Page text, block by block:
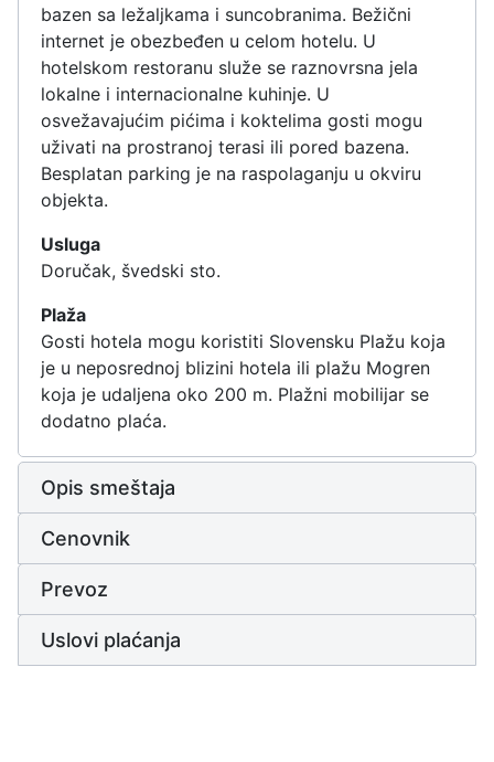
bazen sa ležaljkama i suncobranima. Bežični
internet je obezbeđen u celom hotelu. U
hotelskom restoranu služe se raznovrsna jela
lokalne i internacionalne kuhinje. U
osvežavajućim pićima i koktelima gosti mogu
uživati na prostranoj terasi ili pored bazena.
Besplatan parking je na raspolaganju u okviru
objekta.
Usluga
Doručak, švedski sto.
Plaža
Gosti hotela mogu koristiti Slovensku Plažu koja
je u neposrednoj blizini hotela ili plažu Mogren
koja je udaljena oko 200 m. Plažni mobilijar se
dodatno plaća.
Opis smeštaja
Cenovnik
Prevoz
Uslovi plaćanja